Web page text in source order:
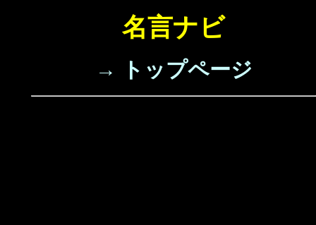
名言ナビ
→ トップページ